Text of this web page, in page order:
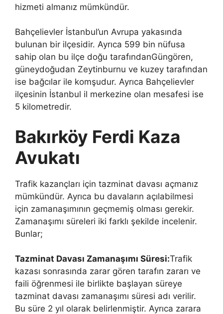
hizmeti almanız mümkündür.
Bahçelievler İstanbul’un Avrupa yakasında
bulunan bir ilçesidir. Ayrıca 599 bin nüfusa
sahip olan bu ilçe doğu tarafındanGüngören,
güneydoğudan Zeytinburnu ve kuzey tarafından
ise bağcılar ile komşudur. Ayrıca Bahçelievler
ilçesinin İstanbul il merkezine olan mesafesi ise
5 kilometredir.
Bakırköy Ferdi Kaza
Avukatı
Trafik kazançları için tazminat davası açmanız
mümkündür. Ayrıca bu davaların açılabilmesi
için zamanaşımının geçmemiş olması gerekir.
Zamanaşımı süreleri iki farklı şekilde incelenir.
Bunlar;
Tazminat Davası Zamanaşımı Süresi:Trafik
kazası sonrasında zarar gören tarafın zararı ve
faili öğrenmesi ile birlikte başlayan süreye
tazminat davası zamanaşımı süresi adı verilir.
Bu süre 2 yıl olarak belirlenmiştir. Ayrıca zarara